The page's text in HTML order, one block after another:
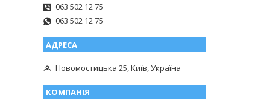
063 502 12 75
063 502 12 75
Новомостицька 25, Київ, Україна